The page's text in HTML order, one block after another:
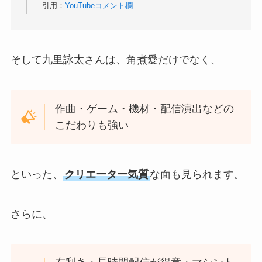
引用： YouTubeコメント欄
そして九里詠太さんは、角煮愛だけでなく、
作曲・ゲーム・機材・配信演出などの
こだわりも強い
といった、 クリエーター気質な面も見られます。
さらに、